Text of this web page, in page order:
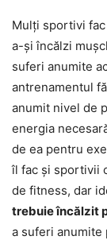
Mulți sportivi
a-și încălzi
suferi anumite
antrenamentul
anumit nivel de
energia
de ea pentru
îl fac și sportivii
de fitness, dar
trebuie încălzit
a suferi anumite